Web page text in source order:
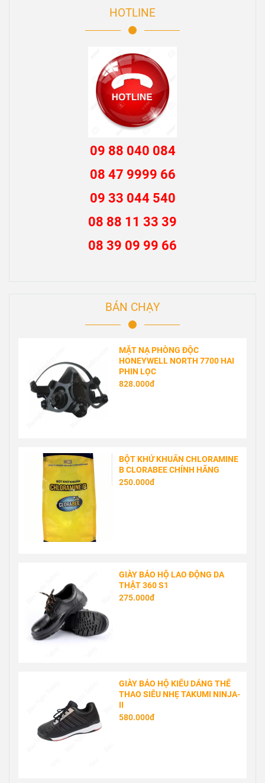
HOTLINE
09 88 040 084
08 47 9999 66
09 33 044 540
08 88 11 33 39
08 39 09 99 66
BÁN CHẠY
MẶT NẠ PHÒNG ĐỘC
HONEYWELL NORTH 7700 HAI
PHIN LỌC
828.000đ
BỘT KHỬ KHUẨN CHLORAMINE
B CLORABEE CHÍNH HÃNG
250.000đ
GIÀY BẢO HỘ LAO ĐỘNG DA
THẬT 360 S1
275.000đ
GIÀY BẢO HỘ KIỂU DÁNG THỂ
THAO SIÊU NHẸ TAKUMI NINJA-
II
580.000đ